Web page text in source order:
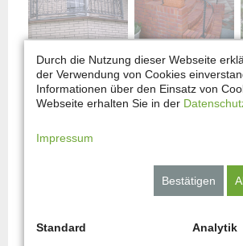
Durch die Nutzung dieser Webseite
der Verwendung von Cookies
Informationen über den Einsatz von
Webseite erhalten Sie in der
Impressum
Bestätigen
Standard Analytik